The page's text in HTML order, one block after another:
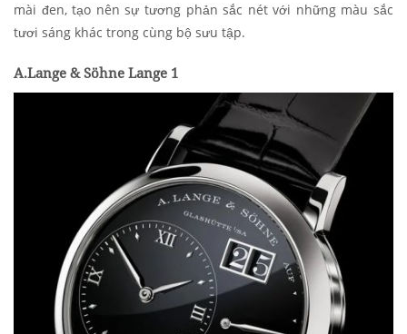
mài đen, tạo nên sự tương phản sắc nét với những màu sắc
tươi sáng khác trong cùng bộ sưu tập.
A.Lange & Söhne Lange 1